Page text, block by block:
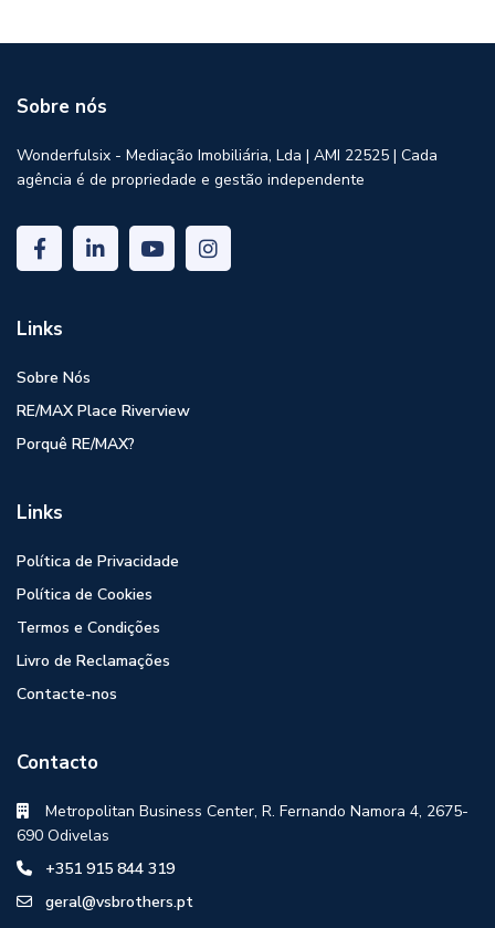
Sobre nós
Wonderfulsix - Mediação Imobiliária, Lda | AMI 22525 | Cada
agência é de propriedade e gestão independente
Links
Sobre Nós
RE/MAX Place Riverview
Porquê RE/MAX?
Links
Política de Privacidade
Política de Cookies
Termos e Condições
Livro de Reclamações
Contacte-nos
Contacto
Metropolitan Business Center, R. Fernando Namora 4, 2675-
690 Odivelas
+351 915 844 319
geral@vsbrothers.pt